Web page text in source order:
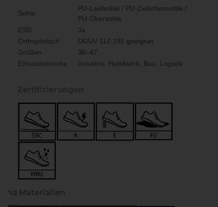
Sohle
PU-Laufsohle / PU-Zwischensohle /
PU-Obersohle
ESD
Ja
Orthopädisch
DGUV 112-191 geeignet
Größen
36–47
Einsatzbereiche
Industrie, Handwerk, Bau, Logistik
Materialien